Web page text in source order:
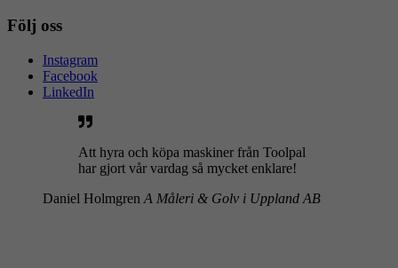
Följ oss
Instagram
Facebook
LinkedIn
Att hyra och köpa maskiner från Toolpal
har gjort vår vardag så mycket enklare!
Daniel Holmgren A Måleri & Golv i Uppland AB